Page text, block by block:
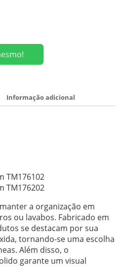
Informação adicional
TM176102
TM176202
a organização em
ou lavabos. Fabricado em
se destacam por sua
tornando-se uma escolha
Além disso, o
garante um visual